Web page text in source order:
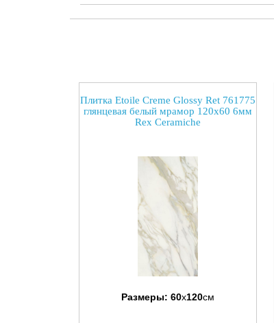
Плитка Etoile Creme Glossy Ret 761775
глянцевая белый мрамор 120x60 6мм
Rex Ceramiche
Размеры: 60x120см